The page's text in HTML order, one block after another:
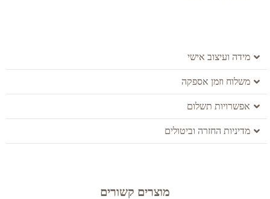
מידה ועיצוב אישי
משלוח וזמן אספקה
אפשרויות תשלום
מדיניות החזרה וביטולים
מוצרים קשורים